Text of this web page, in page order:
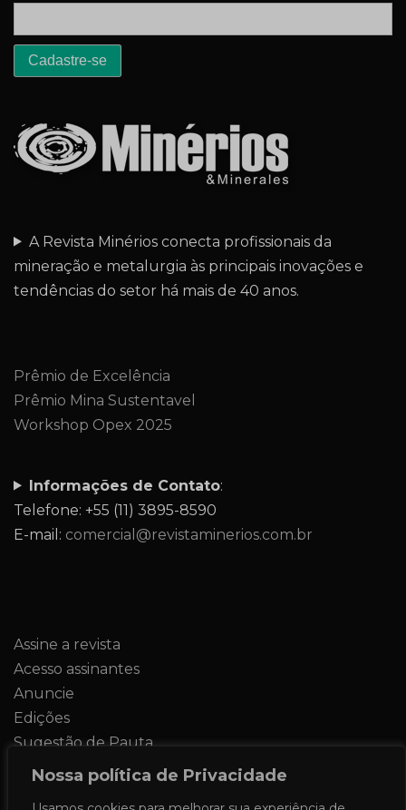
Nossa política de Privacidade
A Revista Minérios conecta profissionais da
mineração e metalurgia às principais inovações e
tendências do setor há mais de 40 anos.
Prêmio de Excelência
Prêmio Mina Sustentavel
Workshop Opex 2025
Informações de Contato:
Telefone: +55 (11) 3895-8590
E-mail: comercial@revistaminerios.com.br
Assine a revista
Acesso assinantes
Anuncie
Edições
Sugestão de Pauta
Contato